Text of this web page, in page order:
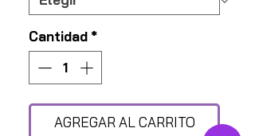
Cantidad *
AGREGAR AL CARRITO